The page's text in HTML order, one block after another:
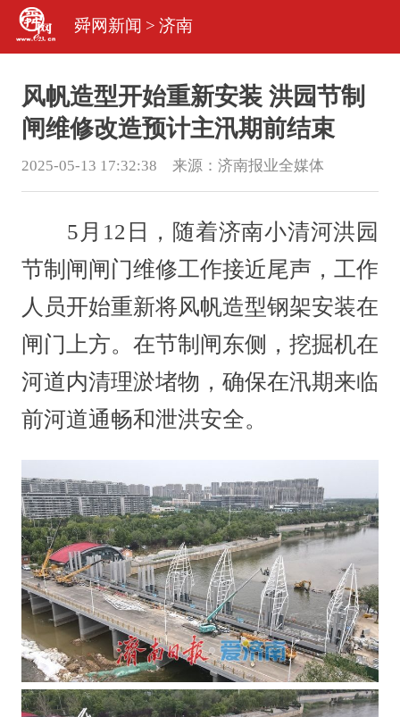
舜网新闻 > 济南
风帆造型开始重新安装 洪园节制
闸维修改造预计主汛期前结束
2025-05-13 17:32:38 来源： 济南报业全媒体
5月12日，随着济南小清河洪园
节制闸闸门维修工作接近尾声，工作
人员开始重新将风帆造型钢架安装在
闸门上方。在节制闸东侧，挖掘机在
河道内清理淤堵物，确保在汛期来临
前河道通畅和泄洪安全。